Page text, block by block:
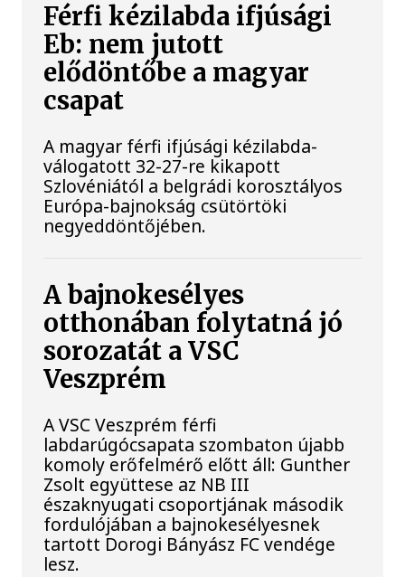
Férfi kézilabda ifjúsági
Eb: nem jutott
elődöntőbe a magyar
csapat
A magyar férfi ifjúsági kézilabda-
válogatott 32-27-re kikapott
Szlovéniától a belgrádi korosztályos
Európa-bajnokság csütörtöki
negyeddöntőjében.
A bajnokesélyes
otthonában folytatná jó
sorozatát a VSC
Veszprém
A VSC Veszprém férfi
labdarúgócsapata szombaton újabb
komoly erőfelmérő előtt áll: Gunther
Zsolt együttese az NB III
északnyugati csoportjának második
fordulójában a bajnokesélyesnek
tartott Dorogi Bányász FC vendége
lesz.